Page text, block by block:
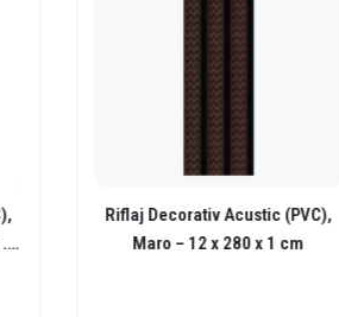
Riflaj Decorativ Acustic (PVC),
Maro – 12 x 280 x 1 cm